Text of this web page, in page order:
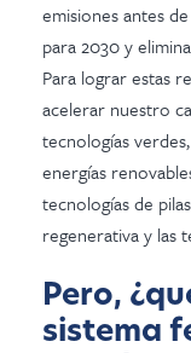
emisiones antes
para 2030 y
Para lograr estas
acelerar nuestro
tecnologías
energías
tecnologías de
regenerativa y las
Pero,
sistema